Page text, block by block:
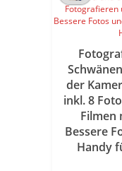
der
inkl. 8
Filmen
Bessere
Handy